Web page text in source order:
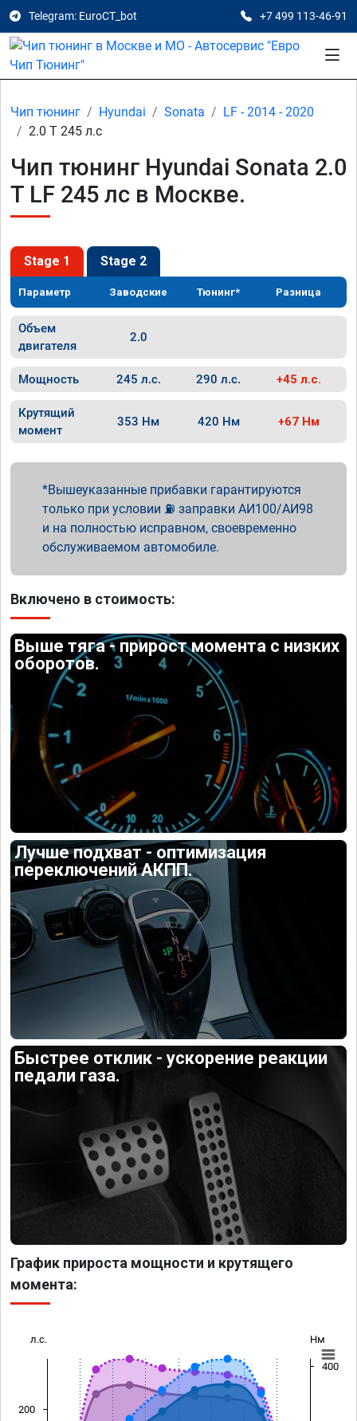
Telegram: EuroCT_bot +7 499 113-46-91
Чип тюнинг Hyundai Sonata
LF - 2014 - 2020
2.0 T 245 л.с
Чип тюнинг Hyundai Sonata 2.0
T LF 245 лс в Москве.
Stage 1 Stage 2
Параметр Заводские Тюнинг* Разница
Объем
двигателя
2.0
Мощность 245 л.с. 290 л.с. +45 л.с.
Крутящий
момент
353 Нм 420 Нм +67 Нм
Вышеуказанные прибавки гарантируются
только при условии ⛽ заправки АИ100/АИ98
и на полностью исправном, своевременно
обслуживаемом автомобиле.
Включено в стоимость:
Выше тяга - прирост момента с низких
оборотов.
Лучше подхват - оптимизация
переключений АКПП.
Быстрее отклик - ускорение реакции
педали газа.
График прироста мощности и крутящего
момента:
л.с. Нм
200
400